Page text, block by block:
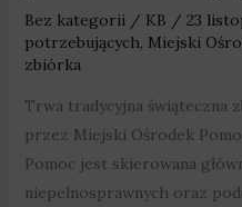
Bez kategorii/ KB / 23
potrzebujących, Miejski
zbiórka
Trwa tradycyjna świąteczna
przez Miejski Ośrodek
Pomoc jest skierowana
niepełnosprawnych oraz